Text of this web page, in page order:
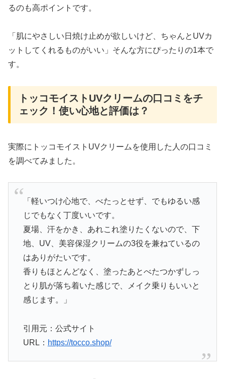
るのも高ポイントです。
「肌にやさしい日焼け止めが欲しいけど、ちゃんとUVカ
ットしてくれるものがいい」そんな方にぴったりの1本で
す。
トッコモイストUVクリームの口コミをチ
ェック！使い心地と評価は？
実際にトッコモイストUVクリームを使用した人の口コミ
を調べてみました。
「軽いつけ心地で、べたっとせず、でもゆるい感
じでもなく丁度いいです。
夏場、汗をかき、あれこれ塗りたくないので、下
地、UV、美容保湿クリームの3役を兼ねているの
はありがたいです。
香りもほとんどなく、塗ったあとべたつかずしっ
とり肌が落ち着いた感じで、メイク乗りもいいと
感じます。」
引用元：公式サイト
URL： https://tocco.shop/